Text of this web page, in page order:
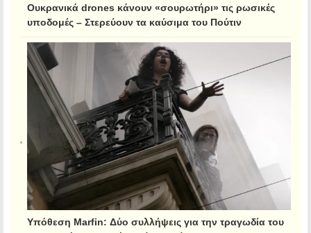
Ουκρανικά drones κάνουν «σουρωτήρι» τις ρωσικές
υποδομές – Στερεύουν τα καύσιμα του Πούτιν
Υπόθεση Marfin: Δύο συλλήψεις για την τραγωδία του